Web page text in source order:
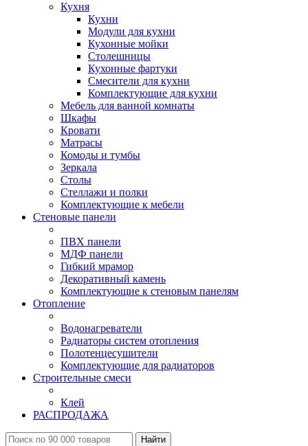
Кухня
Кухни
Модули для кухни
Кухонные мойки
Столешницы
Кухонные фартуки
Смесители для кухни
Комплектующие для кухни
Мебель для ванной комнаты
Шкафы
Кровати
Матрасы
Комоды и тумбы
Зеркала
Столы
Стеллажи и полки
Комплектующие к мебели
Стеновые панели
ПВХ панели
МДФ панели
Гибкий мрамор
Декоративный камень
Комплектующие к стеновым панелям
Отопление
Водонагреватели
Радиаторы систем отопления
Полотенцесушители
Комплектующие для радиаторов
Строительные смеси
Клей
РАСПРОДАЖА
Найти